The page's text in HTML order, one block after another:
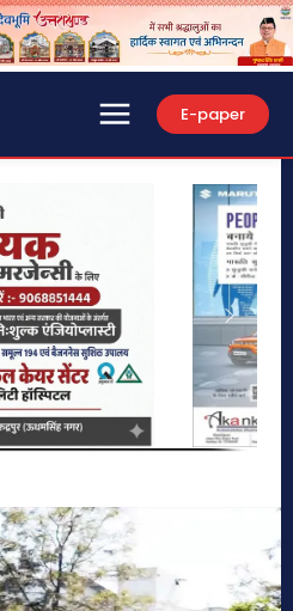
E-paper